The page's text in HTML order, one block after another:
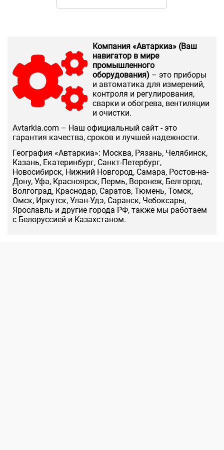
Компания «Автаркиа» (Ваш
навигатор в мире
промышленного
оборудования) – это приборы
и автоматика для измерений,
контроля и регулирования,
сварки и обогрева, вентиляции
и очистки.
Аvtarkia.com – Наш официальный сайт - это
гарантия качества, сроков и лучшей надежности.
География «Автаркиа»: Москва, Рязань, Челябинск,
Казань, Екатеринбург, Санкт-Петербург,
Новосибирск, Нижний Новгород, Самара, Ростов-на-
Дону, Уфа, Красноярск, Пермь, Воронеж, Белгород,
Волгоград, Краснодар, Саратов, Тюмень, Томск,
Омск, Иркутск, Улан-Удэ, Саранск, Чебоксары,
Ярославль и другие города РФ, также мы работаем
с Белоруссией и Казахстаном.